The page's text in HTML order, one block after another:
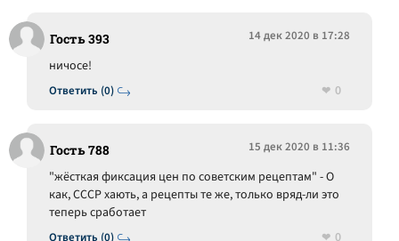
Гость 393 14 дек 2020 в 17:28
Ответить (0)
ничосе!
0
Гость 788 15 дек 2020 в 11:36
Ответить (0)
"жёсткая фиксация цен по советским рецептам" - О
как, СССР хають, а рецепты те же, только вряд-ли это
теперь сработает